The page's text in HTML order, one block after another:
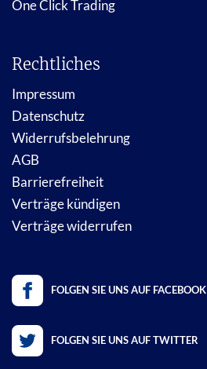
One Click Trading
Rechtliches
Impressum
Datenschutz
Widerrufsbelehrung
AGB
Barrierefreiheit
Verträge kündigen
Verträge widerrufen
FOLGEN SIE UNS AUF FACEBOOK
FOLGEN SIE UNS AUF TWITTER